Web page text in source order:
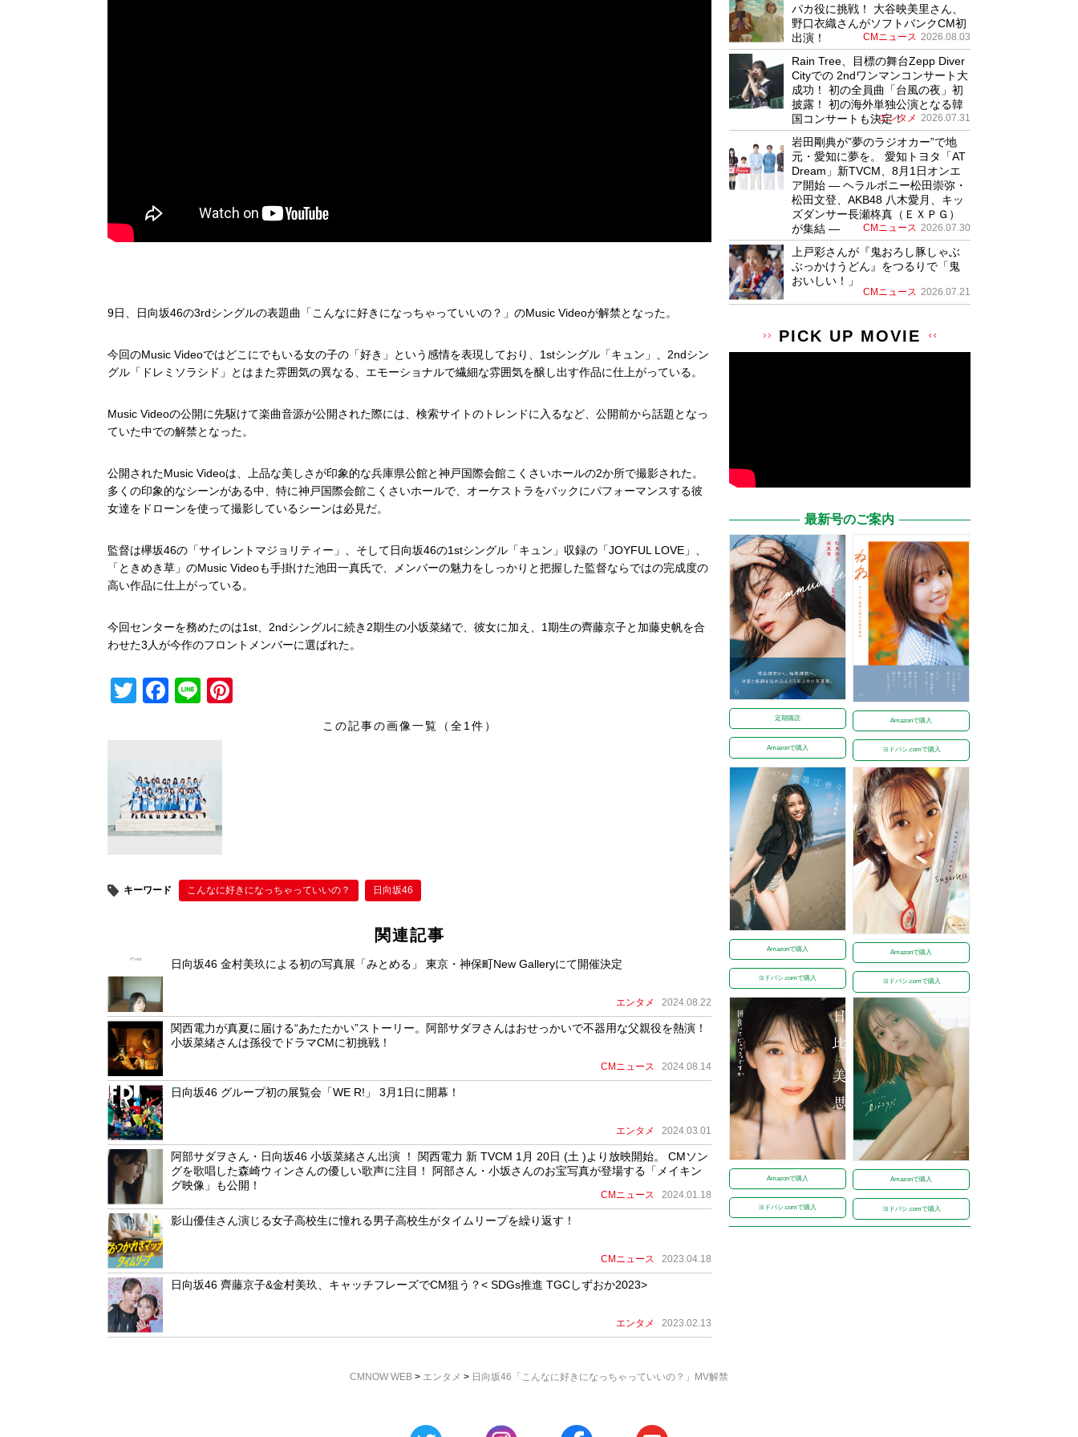
9日、日向坂46の3rdシングルの表題曲「こんなに好きになっちゃっていいの？」のMusic Videoが解禁となった。
今回のMusic Videoではどこにでもいる女の子の「好き」という感情を表現しており、1stシングル「キュン」、2ndシン
グル「ドレミソラシド」とはまた雰囲気の異なる、エモーショナルで繊細な雰囲気を醸し出す作品に仕上がっている。
Music Videoの公開に先駆けて楽曲音源が公開された際には、検索サイトのトレンドに入るなど、公開前から話題となっ
ていた中での解禁となった。
公開されたMusic Videoは、上品な美しさが印象的な兵庫県公館と神戸国際会館こくさいホールの2か所で撮影された。
多くの印象的なシーンがある中、特に神戸国際会館こくさいホールで、オーケストラをバックにパフォーマンスする彼
女達をドローンを使って撮影しているシーンは必見だ。
監督は欅坂46の「サイレントマジョリティー」、そして日向坂46の1stシングル「キュン」収録の「JOYFUL LOVE」、
「ときめき草」のMusic Videoも手掛けた池田一真氏で、メンバーの魅力をしっかりと把握した監督ならではの完成度の
高い作品に仕上がっている。
今回センターを務めたのは1st、2ndシングルに続き2期生の小坂菜緒で、彼女に加え、1期生の齊藤京子と加藤史帆を合
わせた3人が今作のフロントメンバーに選ばれた。
T
er
F
b
o
o
Li
この記事の画像一覧（全1件）
キーワード こんなに好きになっちゃっていいの？ 日向坂46
関連記事
日向坂46 金村美玖による初の写真展「みとめる」 東京・神保町New Galleryにて開催決定
エンタメ 2024.08.22
関西電力が真夏に届ける“あたたかい”ストーリー。阿部サダヲさんはおせっかいで不器用な父親役を熱演！
小坂菜緒さんは孫役でドラマCMに初挑戦！
CMニュース 2024.08.14
日向坂46 グループ初の展覧会「WE R!」 3月1日に開幕！
エンタメ 2024.03.01
阿部サダヲさん・日向坂46 小坂菜緒さん出演 ！ 関西電力 新 TVCM 1月 20日 (土 )より放映開始。 CMソン
グを歌唱した森崎ウィンさんの優しい歌声に注目！ 阿部さん・小坂さんのお宝写真が登場する「メイキン
グ映像」も公開！
CMニュース 2024.01.18
影山優佳さん演じる女子高校生に憧れる男子高校生がタイムリープを繰り返す！
CMニュース 2023.04.18
日向坂46 齊藤京子&金村美玖、キャッチフレーズでCM狙う？< SDGs推進 TGCしずおか2023>
エンタメ 2023.02.13
パカ役に挑戦！ 大谷映美里さん、
野口衣織さんがソフトバンクCM初
出演！
CMニュース 2026.08.03
Rain Tree、目標の舞台Zepp Diver
Cityでの 2ndワンマンコンサート大
成功！ 初の全員曲「台風の夜」初
披露！ 初の海外単独公演となる韓
国コンサートも決定！
エンタメ 2026.07.31
岩田剛典が”夢のラジオカー”で地
元・愛知に夢を。 愛知トヨタ「AT
Dream」新TVCM、8月1日オンエ
ア開始 ― ヘラルボニー松田崇弥・
松田文登、AKB48 八木愛月、キッ
ズダンサー長瀬柊真（ＥＸＰＧ）
が集結 ―
CMニュース 2026.07.30
上戸彩さんが『鬼おろし豚しゃぶ
ぶっかけうどん』をつるりで「鬼
おいしい！」
CMニュース 2026.07.21
PICK UP MOVIE
最新号のご案内
定期購読
Amazonで購入
Amazonで購入
ヨドバシ.comで購入
Amazonで購入
ヨドバシ.comで購入
Amazonで購入
ヨドバシ.comで購入
Amazonで購入
ヨドバシ.comで購入
Amazonで購入
ヨドバシ.comで購入
CMNOW WEB > エンタメ > 日向坂46「こんなに好きになっちゃっていいの？」MV解禁